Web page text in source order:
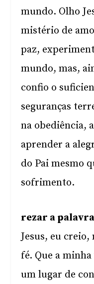
mundo. Olho
mistério de
paz,
mundo, mas,
confio o
seguranças
na obediência,
aprender a
do Pai mesmo
sofrimento.
rezar a palavra
Jesus, eu
fé. Que a
um lugar de